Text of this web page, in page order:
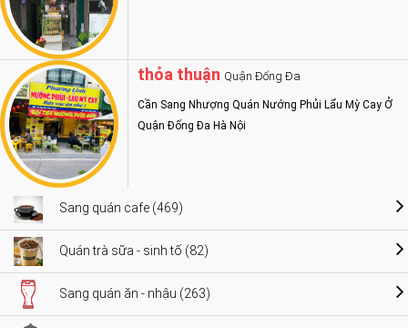
thỏa thuận Quận Đống Đa
Cần Sang Nhượng Quán Nướng Phủi Lẩu Mỳ Cay Ở
Quận Đống Đa Hà Nội
Sang quán cafe (469)
Quán trà sữa - sinh tố (82)
Sang quán ăn - nhậu (263)